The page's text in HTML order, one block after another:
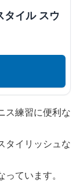
タイル スウ
ス練習に便利な
タイリッシュな
ています。